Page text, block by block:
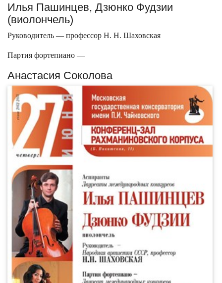
Илья Пашинцев, Дзюнко Фудзии
(виолончель)
Руководитель — профессор Н. Н. Шаховская
Партия фортепиано —
Анастасия Соколова